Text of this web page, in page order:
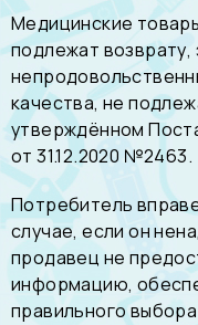
Медицинские
подлежат
качества, не
утверждённом
от 31.12.2020 №2463.
Потребитель
случае, если он
продавец не
информацию,
правильного